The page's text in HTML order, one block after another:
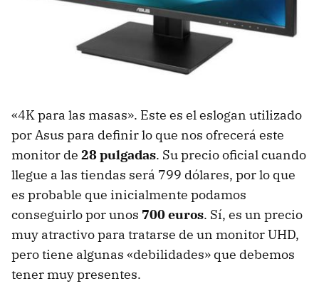
«4K para las masas». Este es el eslogan utilizado
por Asus para definir lo que nos ofrecerá este
monitor de 28 pulgadas. Su precio oficial cuando
llegue a las tiendas será 799 dólares, por lo que
es probable que inicialmente podamos
conseguirlo por unos 700 euros. Sí, es un precio
muy atractivo para tratarse de un monitor UHD,
pero tiene algunas «debilidades» que debemos
tener muy presentes.